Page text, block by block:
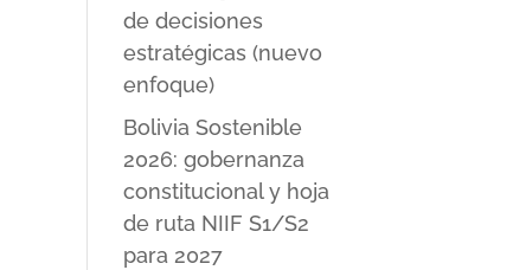
de decisiones
estratégicas (nuevo
enfoque)
Bolivia Sostenible
2026: gobernanza
constitucional y hoja
de ruta NIIF S1/S2
para 2027